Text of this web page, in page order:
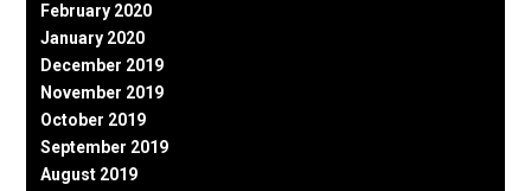
February 2020
January 2020
December 2019
November 2019
October 2019
September 2019
August 2019